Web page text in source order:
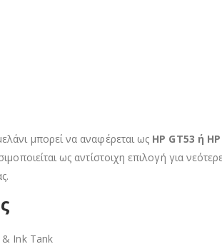
μπορεί να αναφέρεται ως HP GT53 ή
ως αντίστοιχη επιλογή για
& Ink Tank